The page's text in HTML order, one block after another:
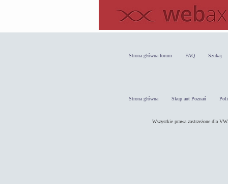
Strona główna forum FAQ Szukaj
Strona główna Skup aut Poznań
Wszystkie prawa zastrzeżone dla